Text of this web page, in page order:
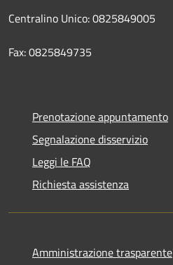
Centralino Unico: 0825849005
Fax: 0825849735
Prenotazione appuntamento
Segnalazione disservizio
Leggi le FAQ
Richiesta assistenza
Amministrazione trasparente